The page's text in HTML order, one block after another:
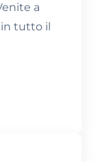
a
tutto il